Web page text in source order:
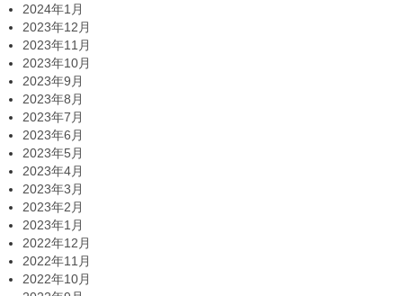
2024年1月
2023年12月
2023年11月
2023年10月
2023年9月
2023年8月
2023年7月
2023年6月
2023年5月
2023年4月
2023年3月
2023年2月
2023年1月
2022年12月
2022年11月
2022年10月